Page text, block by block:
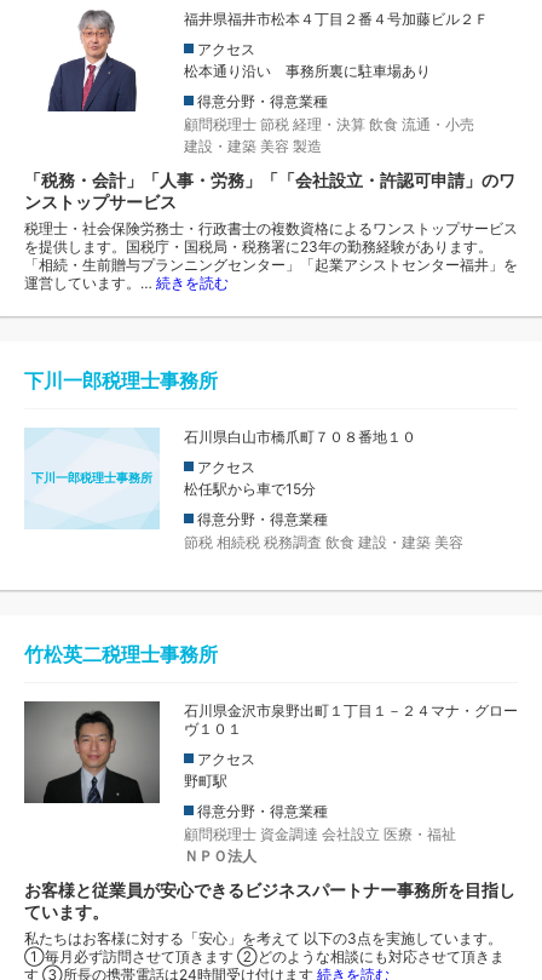
福井県福井市松本４丁目２番４号加藤ビル２Ｆ
アクセス
松本通り沿い 事務所裏に駐車場あり
得意分野・得意業種
顧問税理士 節税 経理・決算 飲食 流通・小売
建設・建築 美容 製造
「税務・会計」「人事・労務」「「会社設立・許認可申請」のワ
ンストップサービス
税理士・社会保険労務士・行政書士の複数資格によるワンストップサービス
を提供します。国税庁・国税局・税務署に23年の勤務経験があります。
「相続・生前贈与プランニングセンター」「起業アシストセンター福井」を
運営しています。… 続きを読む
下川一郎税理士事務所
下川一郎税理士事務所
石川県白山市橋爪町７０８番地１０
アクセス
松任駅から車で15分
得意分野・得意業種
節税 相続税 税務調査 飲食 建設・建築 美容
竹松英二税理士事務所
石川県金沢市泉野出町１丁目１－２４マナ・グロー
ヴ１０１
アクセス
野町駅
得意分野・得意業種
顧問税理士 資金調達 会社設立 医療・福祉
ＮＰＯ法人
お客様と従業員が安心できるビジネスパートナー事務所を目指し
ています。
私たちはお客様に対する「安心」を考えて 以下の3点を実施しています。
①毎月必ず訪問させて頂きます ②どのような相談にも対応させて頂きま
す ③所長の携帯電話は24時間受け付けます 続きを読む